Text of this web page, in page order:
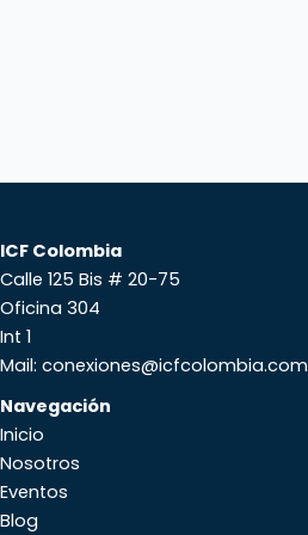
ICF Colombia
Calle 125 Bis # 20-75
Oficina 304
Int 1
Mail: conexiones@icfcolombia.com
Navegación
Inicio
Nosotros
Eventos
Blog